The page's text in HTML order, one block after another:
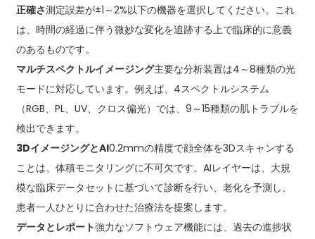
正確さ測定誤差が±1～2%以下の機器を選択してください。これ
は、時間の経過に伴う微妙な変化を追跡する上で臨床的に意義
のあるものです。
マルチスペクトルイメージング主要な分析装置は4～8種類の光
モードに対応しています。例えば、4スペクトルシステム
（RGB、PL、UV、クロス偏光）では、9～15種類の肌トラブルを
検出できます。
3DイメージングとAI0.2mmの精度で顔全体を3Dスキャンする
ことは、体積モニタリングに不可欠です。AIレイヤーは、大規
模な臨床データセットに基づいて診断を行い、老化を予測し、
患者一人ひとりに合わせた治療法を提案します。
データとレポート強力なソフトウェア機能には、過去の進捗状